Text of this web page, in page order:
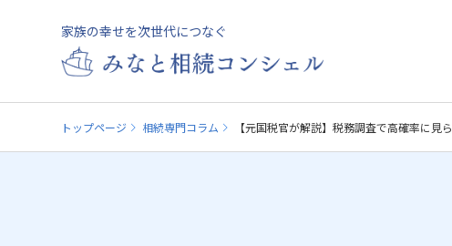
家族の幸せを次世代につなぐ
トップページ 相続専門コラム 【元国税官が解説】税務調査で高確率に見